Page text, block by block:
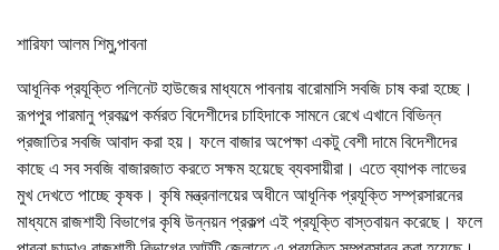
শারিফা আলম শিমু,পাবনা
আধূনিক প্রযূক্তি পলিনেট হাউজের মাধ্যমে পাবনায় বারোমাসি সবজি চাষ করা হচ্ছে।
রূপপুর পারমানু প্রকল্পে কর্মরত বিদেশীদের চাহিদাকে সামনে রেখে এখানে বিভিন্ন
প্রজাতির সবজি আবাদ করা হয়। ফলে বাজার অপেক্ষা একটু বেশী দামে বিদেশীদের
কাছে এ সব সবজি বাজারজাত করতে সক্ষম হয়েছে ব্যবসায়ীরা। এতে ব্যাপক লাভের
মুখ দেখতে পাচ্ছে কৃষক। কৃষি মন্ত্রনালয়ের অধীনে আধূনিক প্রযূক্তি সম্প্রসারনের
মাধ্যমে রাজশাহী বিভাগের কৃষি উন্নয়ন প্রকল্প এই প্রযূক্তি বাস্তবায়ন করেছে। ফলে